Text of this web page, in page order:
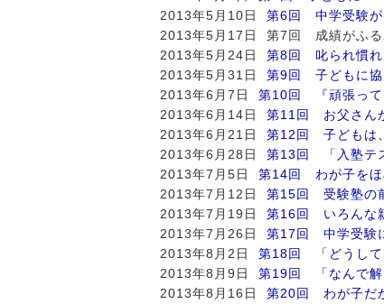
2013年5月10日 第6回 中学受験が
2013年5月17日 第7回 成績がふる
2013年5月24日 第8回 叱られ慣れ
2013年5月31日 第9回 子どもに協
2013年6月7日 第10回 『頑張って
2013年6月14日 第11回 お父さん
2013年6月21日 第12回 子どもは
2013年6月28日 第13回 「入塾テ
2013年7月5日 第14回 わが子をほ
2013年7月12日 第15回 受験塾の
2013年7月19日 第16回 いろんな
2013年7月26日 第17回 中学受験
2013年8月2日 第18回 「どうして
2013年8月9日 第19回 「なんで解
2013年8月16日 第20回 わが子だ